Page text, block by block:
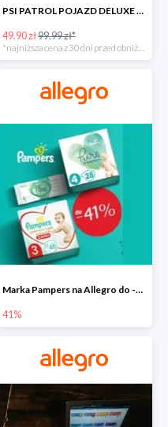
PSI PATROL POJAZD DELUXE FIGURKA MARSHALL MIGHTY -50%
49.90 zł99.99 zł*
Marka Pampers na Allegro do -41%
41%